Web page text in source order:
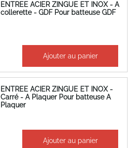
ENTREE ACIER ZINGUE ET INOX - A
collerette - GDF Pour batteuse GDF
Ajouter au panier
ENTREE ACIER ZINGUE ET INOX -
Carré - A Plaquer Pour batteuse A
Plaquer
Ajouter au panier